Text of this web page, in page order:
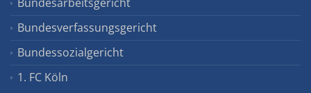
Bundesverfassungsgericht
Bundessozialgericht
1. FC Köln